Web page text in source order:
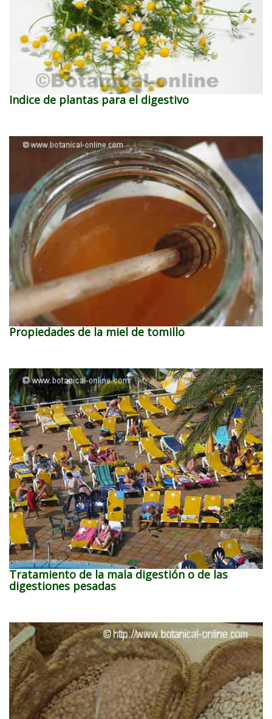
Indice de plantas para el digestivo
Propiedades de la miel de tomillo
Tratamiento de la mala digestión o de las
digestiones pesadas